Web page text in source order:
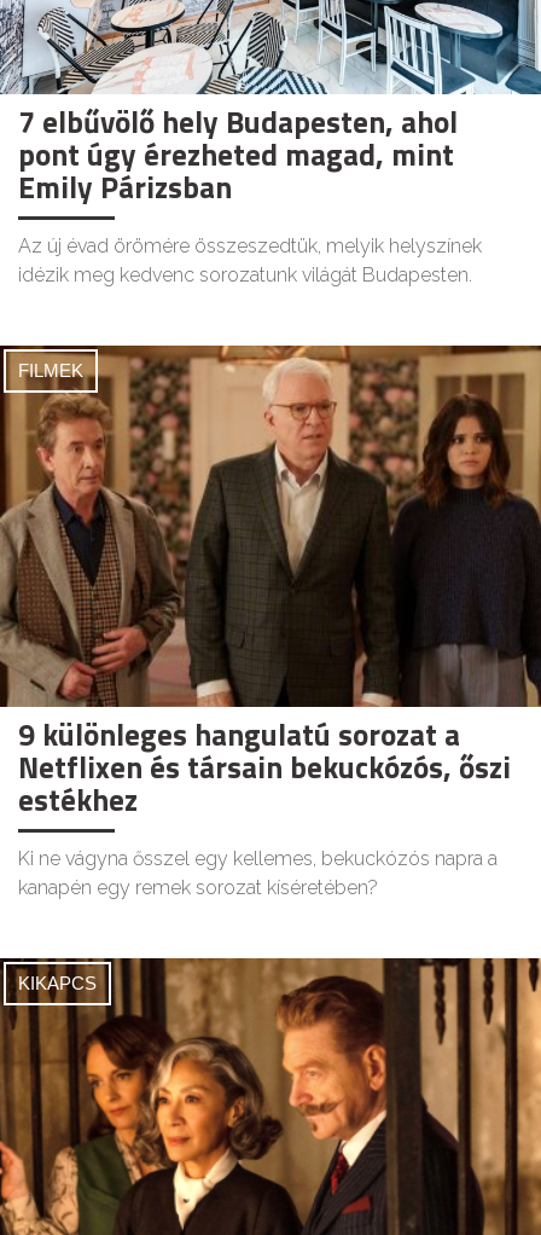
7 elbűvölő hely Budapesten, ahol
pont úgy érezheted magad, mint
Emily Párizsban
Az új évad örömére összeszedtük, melyik helyszínek
idézik meg kedvenc sorozatunk világát Budapesten.
FILMEK
9 különleges hangulatú sorozat a
Netflixen és társain bekuckózós, őszi
estékhez
Ki ne vágyna ősszel egy kellemes, bekuckózós napra a
kanapén egy remek sorozat kíséretében?
KIKAPCS